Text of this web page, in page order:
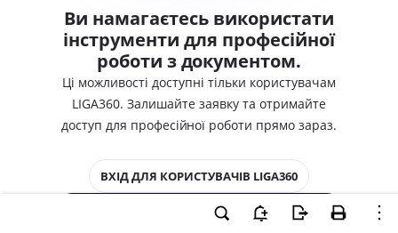
Ви намагаєтесь використати
інструменти для професійної
роботи з документом.
Ці можливості доступні тільки користувачам
LIGA360. Залишайте заявку та отримайте
доступ для професійної роботи прямо зараз.
ВХІД ДЛЯ КОРИСТУВАЧІВ LIGA360
ХОЧУ СПРОБУВАТИ LIGA360 - ОТРИМАТИ